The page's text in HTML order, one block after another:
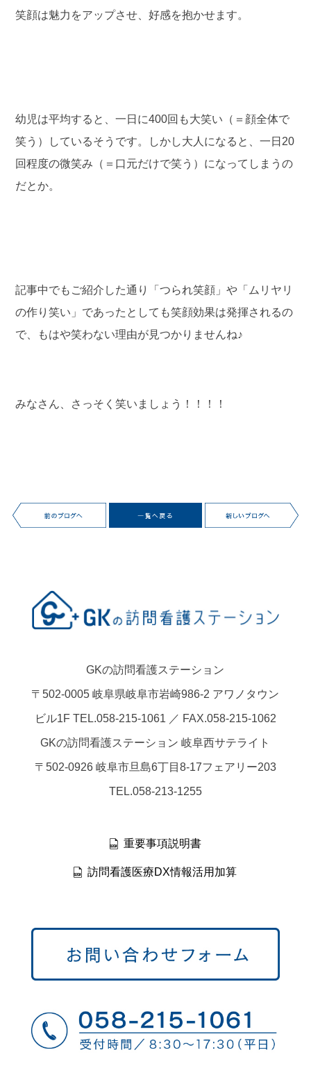
笑顔は魅力をアップさせ、好感を抱かせます。
幼児は平均すると、一日に400回も大笑い（＝顔全体で
笑う）しているそうです。しかし大人になると、一日20
回程度の微笑み（＝口元だけで笑う）になってしまうの
だとか。
記事中でもご紹介した通り「つられ笑顔」や「ムリヤリ
の作り笑い」であったとしても笑顔効果は発揮されるの
で、もはや笑わない理由が見つかりませんね♪
みなさん、さっそく笑いましょう！！！！
GKの訪問看護ステーション
〒502-0005 岐阜県岐阜市岩崎986-2 アワノタウン
ビル1F TEL.058-215-1061 ／ FAX.058-215-1062
GKの訪問看護ステーション 岐阜西サテライト
〒502-0926 岐阜市旦島6丁目8-17フェアリー203
TEL.058-213-1255
重要事項説明書
訪問看護医療DX情報活用加算